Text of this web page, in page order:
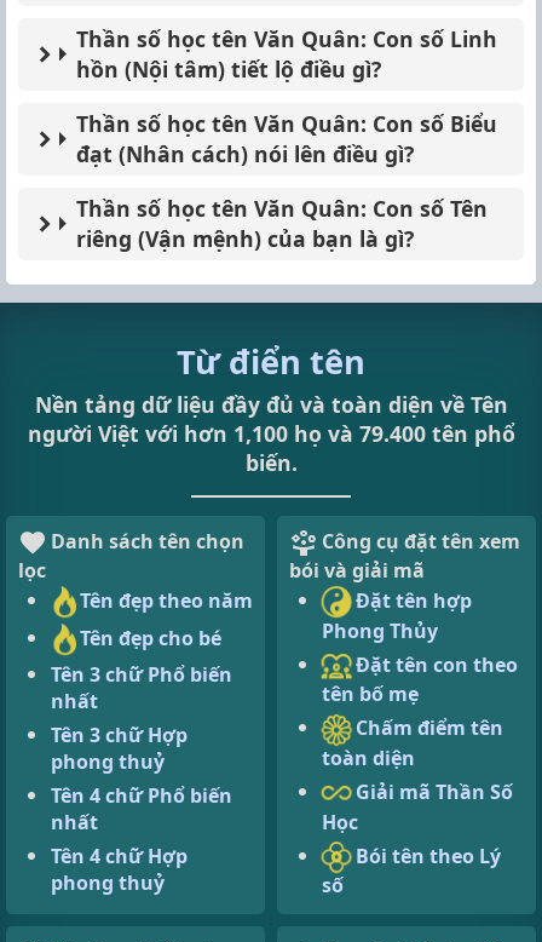
Thần số học tên Văn Quân: Con số Linh
hồn (Nội tâm) tiết lộ điều gì?
Thần số học tên Văn Quân: Con số Biểu
đạt (Nhân cách) nói lên điều gì?
Thần số học tên Văn Quân: Con số Tên
riêng (Vận mệnh) của bạn là gì?
Từ điển tên
Nền tảng dữ liệu đầy đủ và toàn diện về Tên
người Việt với hơn 1,100 họ và 79.400 tên phổ
biến.
Danh sách tên chọn
lọc
Tên đẹp theo năm
Tên đẹp cho bé
Tên 3 chữ Phổ biến
nhất
Tên 3 chữ Hợp
phong thuỷ
Tên 4 chữ Phổ biến
nhất
Tên 4 chữ Hợp
phong thuỷ
Công cụ đặt tên xem
bói và giải mã
Đặt tên hợp
Phong Thủy
Đặt tên con theo
tên bố mẹ
Chấm điểm tên
toàn diện
Giải mã Thần Số
Học
Bói tên theo Lý
số